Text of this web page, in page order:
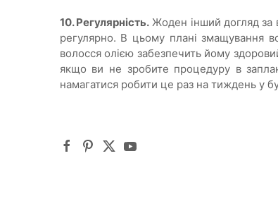
10. Регулярність. Жоден інший догляд за
регулярно. В цьому плані змащування
волосся олією забезпечить йому
якщо ви не зробите процедуру в
намагатися робити це раз на тиждень у